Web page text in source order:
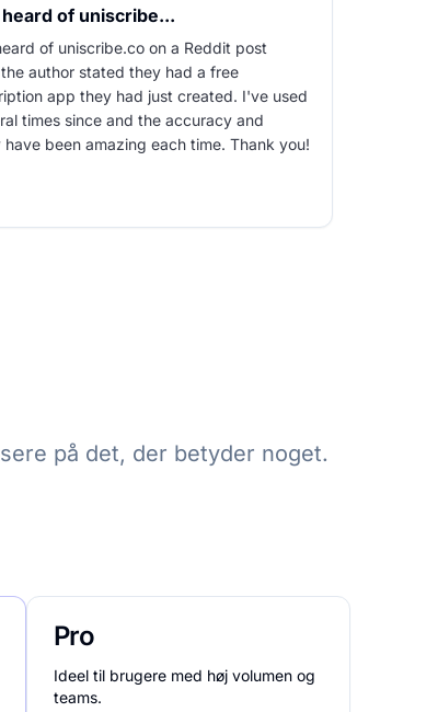
of uniscribe...
of uniscribe.co on a Reddit post
author stated they had a free
app they had just created. I've used
times since and the accuracy and
have been amazing each time. Thank you!
på det, der betyder noget.
Pro
Ideel til brugere med høj volumen og
teams.